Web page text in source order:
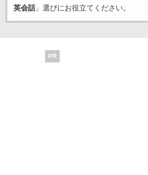
英会話」選びにお役立てください。
PR